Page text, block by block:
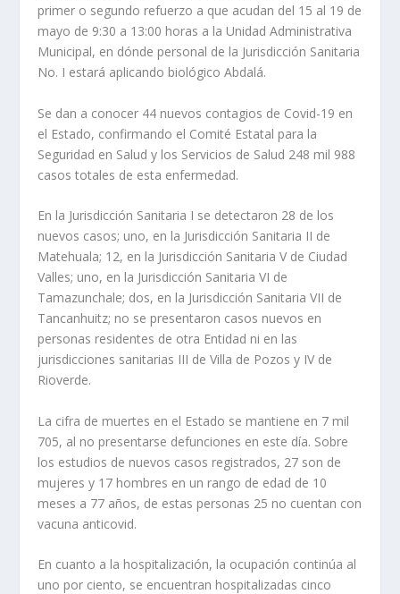
primer o segundo refuerzo a que acudan del 15 al 19 de
mayo de 9:30 a 13:00 horas a la Unidad Administrativa
Municipal, en dónde personal de la Jurisdicción Sanitaria
No. I estará aplicando biológico Abdalá.
Se dan a conocer 44 nuevos contagios de Covid-19 en
el Estado, confirmando el Comité Estatal para la
Seguridad en Salud y los Servicios de Salud 248 mil 988
casos totales de esta enfermedad.
En la Jurisdicción Sanitaria I se detectaron 28 de los
nuevos casos; uno, en la Jurisdicción Sanitaria II de
Matehuala; 12, en la Jurisdicción Sanitaria V de Ciudad
Valles; uno, en la Jurisdicción Sanitaria VI de
Tamazunchale; dos, en la Jurisdicción Sanitaria VII de
Tancanhuitz; no se presentaron casos nuevos en
personas residentes de otra Entidad ni en las
jurisdicciones sanitarias III de Villa de Pozos y IV de
Rioverde.
La cifra de muertes en el Estado se mantiene en 7 mil
705, al no presentarse defunciones en este día. Sobre
los estudios de nuevos casos registrados, 27 son de
mujeres y 17 hombres en un rango de edad de 10
meses a 77 años, de estas personas 25 no cuentan con
vacuna anticovid.
En cuanto a la hospitalización, la ocupación continúa al
uno por ciento, se encuentran hospitalizadas cinco